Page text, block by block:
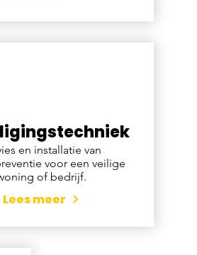
en installatie van
voor een veilige
of bedrijf.
Lees meer